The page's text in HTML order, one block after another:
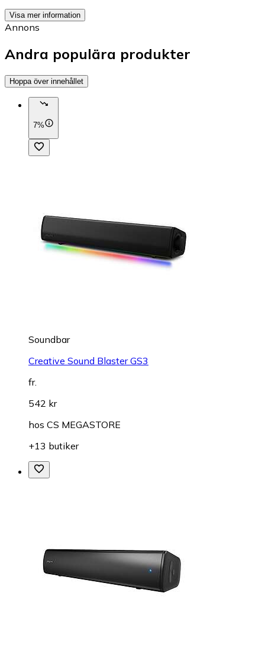
Visa mer information
Annons
Andra populära produkter
Hoppa över innehållet
7%
Soundbar
Creative Sound Blaster GS3
fr.
542 kr
hos CS MEGASTORE
+13 butiker